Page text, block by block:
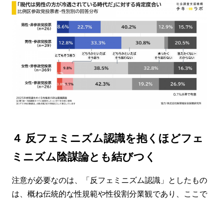
４ 反フェミニズム認識を抱くほどフェ
ミニズム陰謀論とも結びつく
注意が必要なのは、「反フェミニズム認識」としたもの
は、概ね伝統的な性規範や性役割分業観であり、ここで